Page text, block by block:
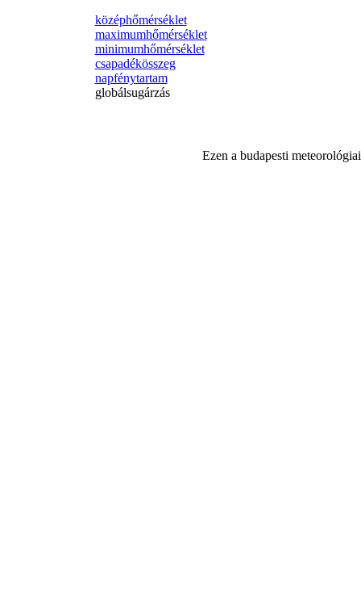
középhőmérséklet
maximumhőmérséklet
minimumhőmérséklet
csapadékösszeg
napfénytartam
globálsugárzás
Ezen a budapesti